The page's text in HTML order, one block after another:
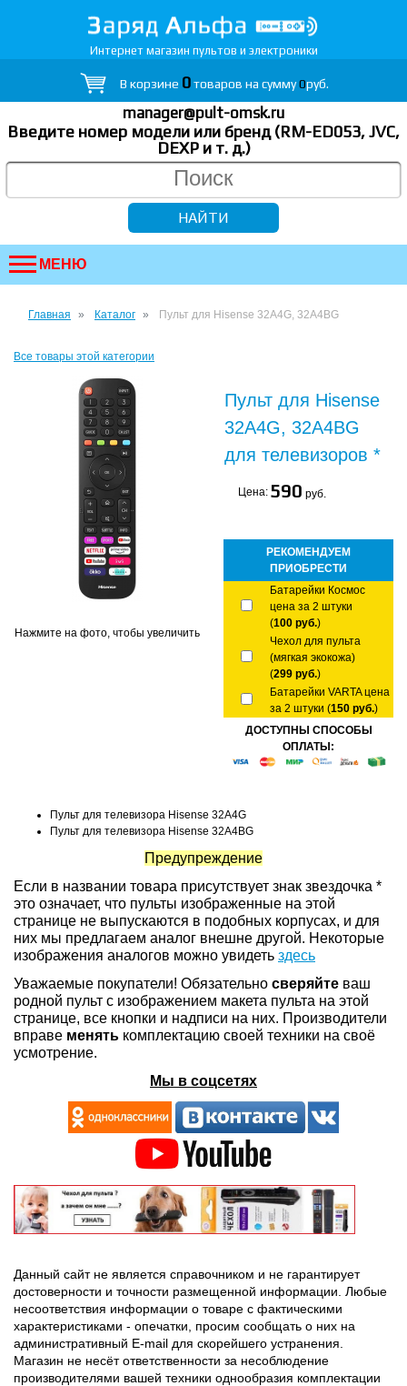
Интернет магазин пультов и электроники
В корзине 0товаров на сумму0руб.
manager@pult-omsk.ru
Введите номер модели или бренд (RM-ED053, JVC,
DEXP и т. д.)
МЕНЮ
Главная Каталог Пульт для Hisense 32A4G, 32A4BG
Все товары этой категории
Нажмите на фото, чтобы увеличить
Пульт для Hisense
32A4G, 32A4BG
для телевизоров *
Цена: 590 руб.
РЕКОМЕНДУЕМ
ПРИОБРЕСТИ
Батарейки Космос
цена за 2 штуки
(100 руб.)
Чехол для пульта
(мягкая экокожа)
(299 руб.)
Батарейки VARTA цена
за 2 штуки (150 руб.)
ДОСТУПНЫ СПОСОБЫ
ОПЛАТЫ:
Пульт для телевизора Hisense 32A4G
Пульт для телевизора Hisense 32A4BG
Предупреждение
Если в названии товара присутствует знак звездочка *
это означает, что пульты изображенные на этой
странице не выпускаются в подобных корпусах, и для
них мы предлагаем аналог внешне другой. Некоторые
изображения аналогов можно увидеть здесь
Уважаемые покупатели! Обязательно сверяйте ваш
родной пульт с изображением макета пульта на этой
странице, все кнопки и надписи на них. Производители
вправе менять комплектацию своей техники на своё
усмотрение.
Мы в соцсетях
Данный сайт не является справочником и не гарантирует
достоверности и точности размещенной информации. Любые
несоответствия информации о товаре с фактическими
характеристиками - опечатки, просим сообщать о них на
административный E-mail для скорейшего устранения.
Магазин не несёт ответственности за несоблюдение
производителями вашей техники однообразия комплектации